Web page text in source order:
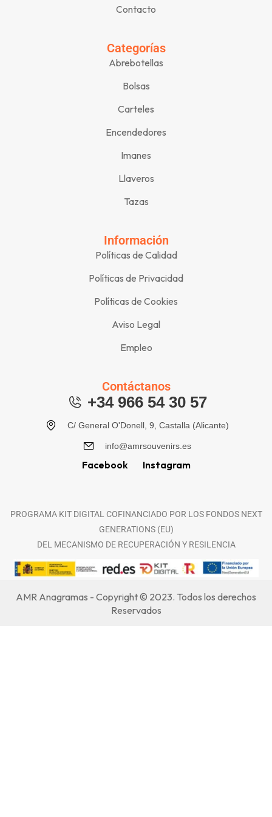
Contacto
Categorías
Abrebotellas
Bolsas
Carteles
Encendedores
Imanes
Llaveros
Tazas
Información
Políticas de Calidad
Políticas de Privacidad
Políticas de Cookies
Aviso Legal
Empleo
Contáctanos
+34 966 54 30 57
C/ General O'Donell, 9, Castalla (Alicante)
info@amrsouvenirs.es
Facebook Instagram
PROGRAMA KIT DIGITAL COFINANCIADO POR LOS FONDOS NEXT
GENERATIONS (EU)
DEL MECANISMO DE RECUPERACIÓN Y RESILENCIA
AMR Anagramas - Copyright © 2023. Todos los derechos
Reservados